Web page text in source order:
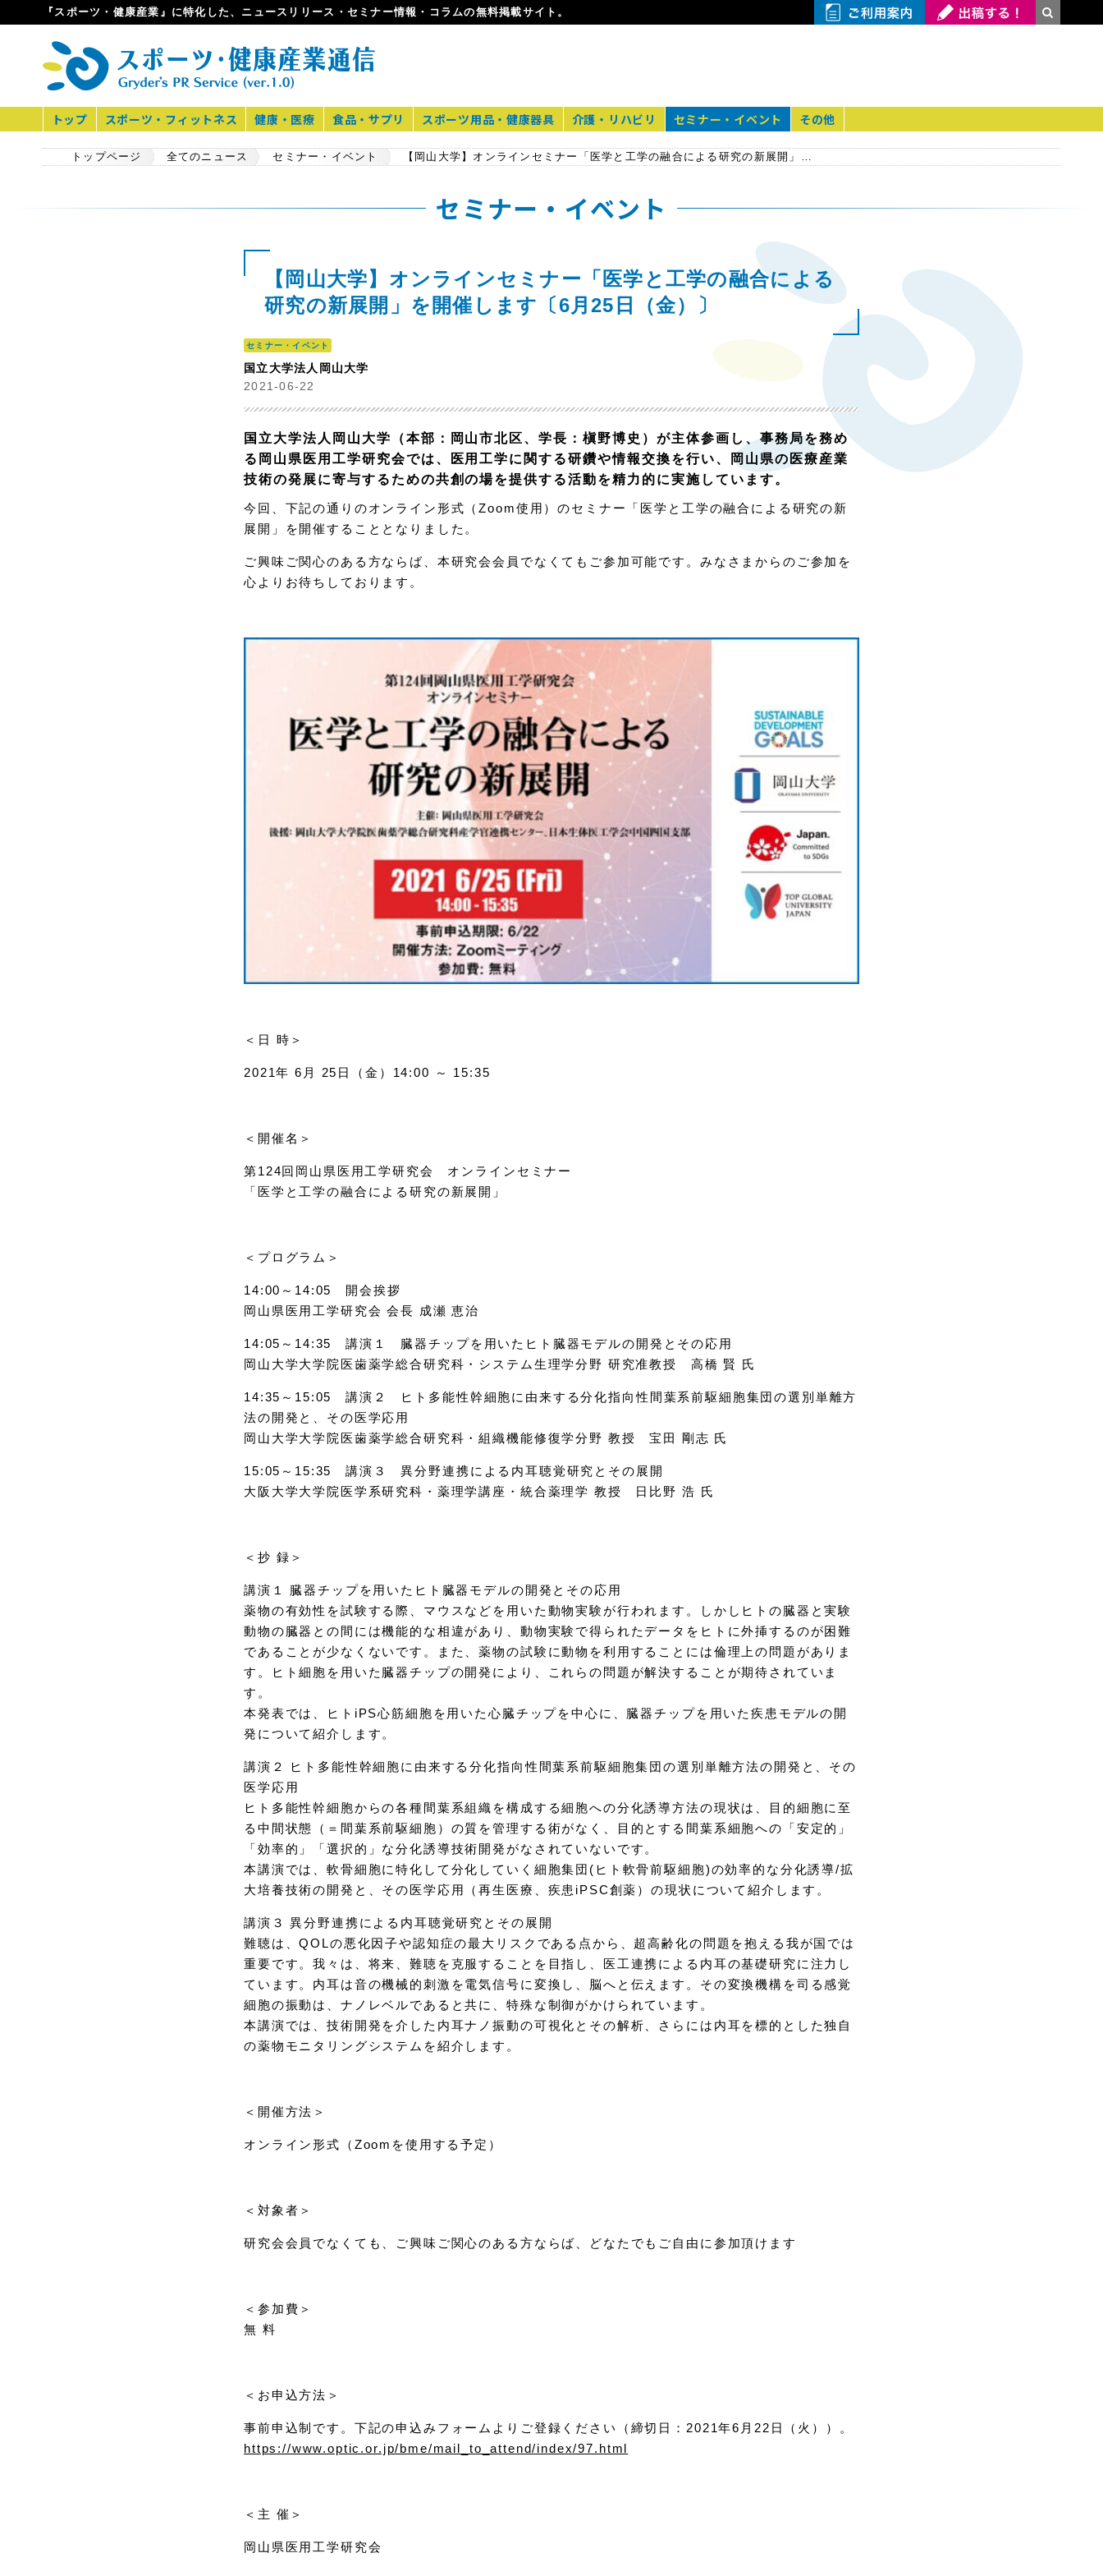
『スポーツ・健康産業』に特化した、ニュースリリース・セミナー情報・コラムの無料掲載サイト。
トップ スポーツ・フィットネス 健康・医療 食品・サプリ スポーツ用品・健康器具 介護・リハビリ セミナー・イベント その他
トップページ 全てのニュース セミナー・イベント 【岡山大学】オンラインセミナー「医学と工学の融合による研究の新展開」を開催します〔6月25日（金）〕
セミナー・イベント
【岡山大学】オンラインセミナー「医学と工学の融合による
研究の新展開」を開催します〔6月25日（金）〕
セミナー・イベント
国立大学法人岡山大学
2021-06-22
国立大学法人岡山大学（本部：岡山市北区、学長：槇野博史）が主体参画し、事務局を務め
る岡山県医用工学研究会では、医用工学に関する研鑽や情報交換を行い、岡山県の医療産業
技術の発展に寄与するための共創の場を提供する活動を精力的に実施しています。
今回、下記の通りのオンライン形式（Zoom使用）のセミナー「医学と工学の融合による研究の新
展開」を開催することとなりました。
ご興味ご関心のある方ならば、本研究会会員でなくてもご参加可能です。みなさまからのご参加を
心よりお待ちしております。
＜日 時＞
2021年 6月 25日（金）14:00 ～ 15:35
＜開催名＞
第124回岡山県医用工学研究会 オンラインセミナー
「医学と工学の融合による研究の新展開」
＜プログラム＞
14:00～14:05 開会挨拶
岡山県医用工学研究会 会長 成瀬 恵治
14:05～14:35 講演１ 臓器チップを用いたヒト臓器モデルの開発とその応用
岡山大学大学院医歯薬学総合研究科・システム生理学分野 研究准教授 高橋 賢 氏
14:35～15:05 講演２ ヒト多能性幹細胞に由来する分化指向性間葉系前駆細胞集団の選別単離方
法の開発と、その医学応用
岡山大学大学院医歯薬学総合研究科・組織機能修復学分野 教授 宝田 剛志 氏
15:05～15:35 講演３ 異分野連携による内耳聴覚研究とその展開
大阪大学大学院医学系研究科・薬理学講座・統合薬理学 教授 日比野 浩 氏
＜抄 録＞
講演１ 臓器チップを用いたヒト臓器モデルの開発とその応用
薬物の有効性を試験する際、マウスなどを用いた動物実験が行われます。しかしヒトの臓器と実験
動物の臓器との間には機能的な相違があり、動物実験で得られたデータをヒトに外挿するのが困難
であることが少なくないです。また、薬物の試験に動物を利用することには倫理上の問題がありま
す。ヒト細胞を用いた臓器チップの開発により、これらの問題が解決することが期待されていま
す。
本発表では、ヒトiPS心筋細胞を用いた心臓チップを中心に、臓器チップを用いた疾患モデルの開
発について紹介します。
講演２ ヒト多能性幹細胞に由来する分化指向性間葉系前駆細胞集団の選別単離方法の開発と、その
医学応用
ヒト多能性幹細胞からの各種間葉系組織を構成する細胞への分化誘導方法の現状は、目的細胞に至
る中間状態（＝間葉系前駆細胞）の質を管理する術がなく、目的とする間葉系細胞への「安定的」
「効率的」「選択的」な分化誘導技術開発がなされていないです。
本講演では、軟骨細胞に特化して分化していく細胞集団(ヒト軟骨前駆細胞)の効率的な分化誘導/拡
大培養技術の開発と、その医学応用（再生医療、疾患iPSC創薬）の現状について紹介します。
講演３ 異分野連携による内耳聴覚研究とその展開
難聴は、QOLの悪化因子や認知症の最大リスクである点から、超高齢化の問題を抱える我が国では
重要です。我々は、将来、難聴を克服することを目指し、医工連携による内耳の基礎研究に注力し
ています。内耳は音の機械的刺激を電気信号に変換し、脳へと伝えます。その変換機構を司る感覚
細胞の振動は、ナノレベルであると共に、特殊な制御がかけられています。
本講演では、技術開発を介した内耳ナノ振動の可視化とその解析、さらには内耳を標的とした独自
の薬物モニタリングシステムを紹介します。
＜開催方法＞
オンライン形式（Zoomを使用する予定）
＜対象者＞
研究会会員でなくても、ご興味ご関心のある方ならば、どなたでもご自由に参加頂けます
＜参加費＞
無 料
＜お申込方法＞
事前申込制です。下記の申込みフォームよりご登録ください（締切日：2021年6月22日（火））。
https://www.optic.or.jp/bme/mail_to_attend/index/97.html
＜主 催＞
岡山県医用工学研究会